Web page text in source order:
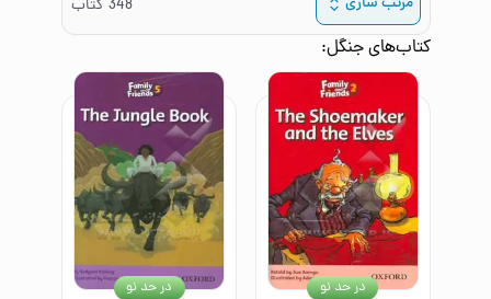
348 کتاب
کتاب‌هایجنگل:
در حد نو در حد نو